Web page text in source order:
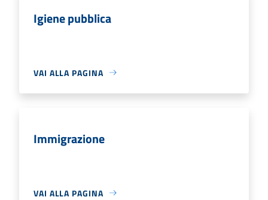
Igiene pubblica
VAI ALLA PAGINA
Immigrazione
VAI ALLA PAGINA